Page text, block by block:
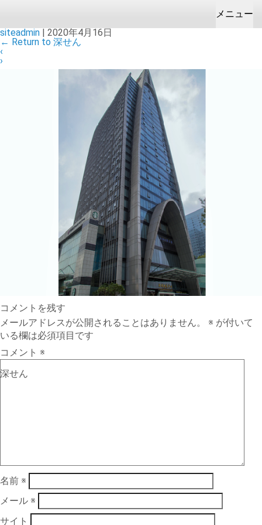
メニュー
HOME
お問合せ＆お見積り
会社案内
開発製造/受託
ODM
製品販売
深せん
siteadmin | 2020年4月16日
← Return to 深せん
‹
›
コメントを残す
メールアドレスが公開されることはありません。
※ が付いて
いる欄は必須項目です
コメント ※
名前 ※
メール ※
サイト